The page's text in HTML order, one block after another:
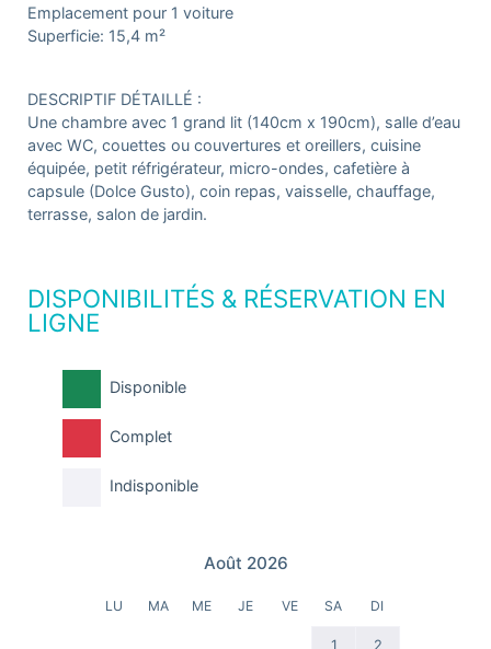
Emplacement pour 1 voiture
Superficie: 15,4 m²
DESCRIPTIF DÉTAILLÉ :
Une chambre avec 1 grand lit (140cm x 190cm), salle d’eau
avec WC, couettes ou couvertures et oreillers, cuisine
équipée, petit réfrigérateur, micro-ondes, cafetière à
capsule (Dolce Gusto), coin repas, vaisselle, chauffage,
terrasse, salon de jardin.
DISPONIBILITÉS & RÉSERVATION EN
LIGNE
Disponible
Complet
Indisponible
Août 2026
LU MA ME JE VE SA DI
1 2